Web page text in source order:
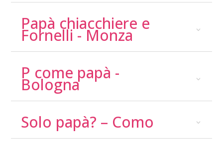
Papà chiacchiere e
Fornelli - Monza
P come papà -
Bologna
Solo papà? – Como